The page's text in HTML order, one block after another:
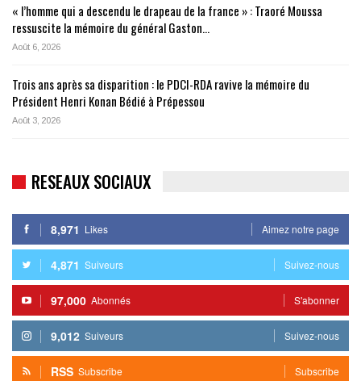
« l’homme qui a descendu le drapeau de la france » : Traoré Moussa
ressuscite la mémoire du général Gaston…
Août 6, 2026
Trois ans après sa disparition : le PDCI-RDA ravive la mémoire du
Président Henri Konan Bédié à Prépessou
Août 3, 2026
RESEAUX SOCIAUX
8,971 Likes Aimez notre page
4,871 Suiveurs Suivez-nous
97,000 Abonnés S'abonner
9,012 Suiveurs Suivez-nous
RSS Subscribe Subscribe